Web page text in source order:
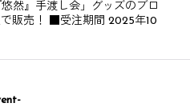
然』手渡し会」グッズのブロ
販売！ ■受注期間 2025年10